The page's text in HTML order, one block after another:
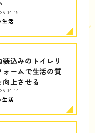
生活
装込みのトイレリ
ォームで生活の質
向上させる
生活